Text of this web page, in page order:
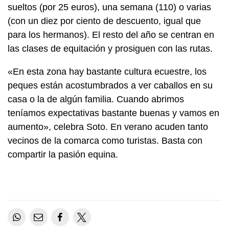
sueltos (por 25 euros), una semana (110) o varias
(con un diez por ciento de descuento, igual que
para los hermanos). El resto del año se centran en
las clases de equitación y prosiguen con las rutas.
«En esta zona hay bastante cultura ecuestre, los
peques están acostumbrados a ver caballos en su
casa o la de algún familia. Cuando abrimos
teníamos expectativas bastante buenas y vamos en
aumento», celebra Soto. En verano acuden tanto
vecinos de la comarca como turistas. Basta con
compartir la pasión equina.